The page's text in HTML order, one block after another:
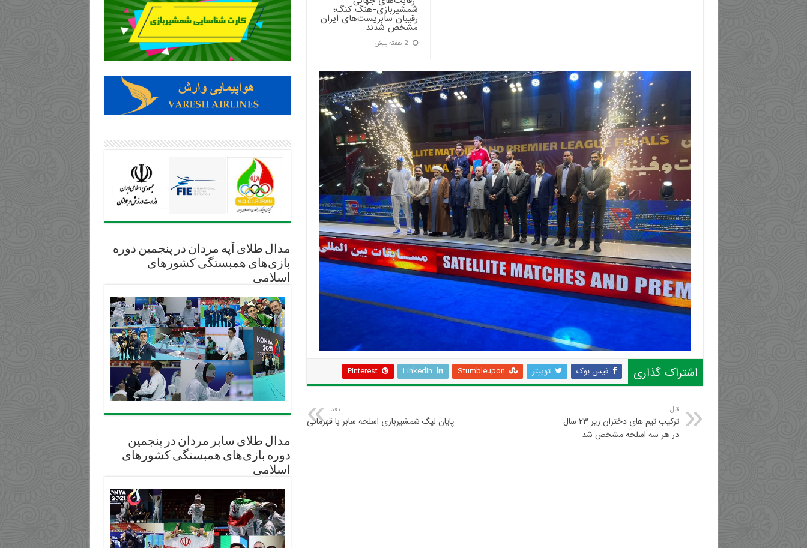
شمشیربازی-هنگ کنگ؛
رقیبان سابریست‌های ایران
مشخص شدند
2 هفته پیش
اشتراک گذاری فیس بوک توییتر Stumbleupon
LinkedIn
Pinterest
قبل
ترکیب تیم های دختران زیر ۲۳ سال
در هر سه اسلحه مشخص شد
بعد
پایان لیگ شمشیربازی اسلحه سابر با قهرمانی دانشگاه آزاد
مدال طلای آپه مردان در پنجمین دوره
بازی‌های همبستگی کشورهای
اسلامی
مدال طلای سابر مردان در پنجمین
دوره بازی‌های همبستگی کشورهای
اسلامی